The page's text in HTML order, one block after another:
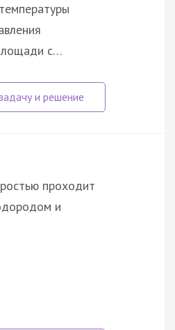
с…
проходит
и